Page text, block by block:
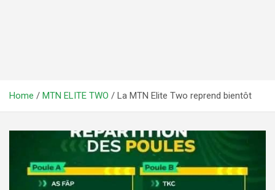
Home MTN ELITE TWO La MTN Elite Two reprend bientôt